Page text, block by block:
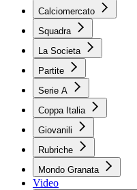
Calciomercato
Squadra
La Societa
Partite
Serie A
Coppa Italia
Giovanili
Rubriche
Mondo Granata
Video